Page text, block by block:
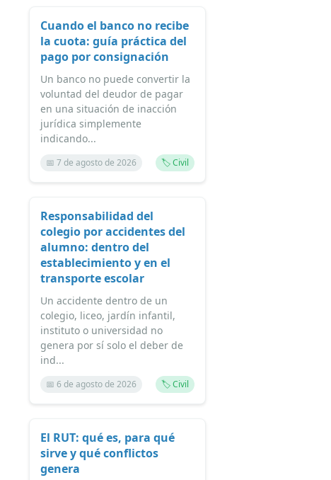
Cuando el banco no recibe
la cuota: guía práctica del
pago por consignación
Un banco no puede convertir la
voluntad del deudor de pagar
en una situación de inacción
jurídica simplemente
indicando...
📅 7 de agosto de 2026 🏷️ Civil
Responsabilidad del
colegio por accidentes del
alumno: dentro del
establecimiento y en el
transporte escolar
Un accidente dentro de un
colegio, liceo, jardín infantil,
instituto o universidad no
genera por sí solo el deber de
ind...
📅 6 de agosto de 2026 🏷️ Civil
El RUT: qué es, para qué
sirve y qué conflictos
genera